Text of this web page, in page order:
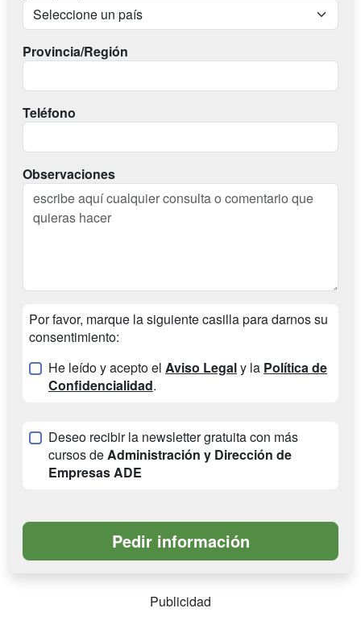
Provincia/Región
Teléfono
Observaciones
Por favor, marque la siguiente casilla para darnos su
consentimiento:
He leído y acepto el Aviso Legaly la Política de
Confidencialidad.
Deseo recibir la newsletter gratuita con más
cursos deAdministración y Dirección de
Empresas ADE
Publicidad